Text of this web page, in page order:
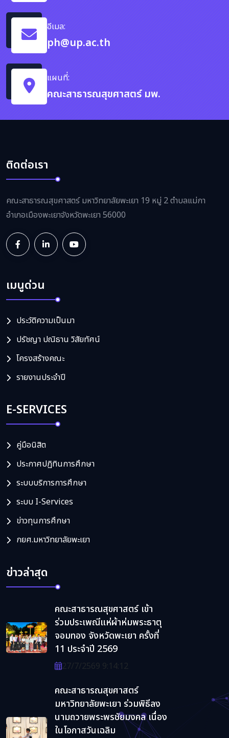
อีเมล:
ph@up.ac.th
แผนที่:
คณะสาธารณสุขศาสตร์ มพ.
ติดต่อเรา
คณะสาธารณสุขศาสตร์ มหาวิทยาลัยพะเยา 19 หมู่ 2 ตำบลแม่กา
อำเภอเมืองพะเยาจังหวัดพะเยา 56000
เมนูด่วน
ประวัติความเป็นมา
ปรัชญา ปณิธาน วิสัยทัศน์
โครงสร้างคณะ
รายงานประจำปี
E-SERVICES
คู่มือนิสิต
ประกาศปฏิทินการศึกษา
ระบบบริการการศึกษา
ระบบ I-Services
ข่าวทุนการศึกษา
กยศ.มหาวิทยาลัยพะเยา
ข่าวล่าสุด
คณะสาธารณสุขศาสตร์ เข้า
ร่วมประเพณีแห่ผ้าห่มพระธาตุ
จอมทอง จังหวัดพะเยา ครั้งที่
11 ประจำปี 2569
27/7/2569 9:14:12
คณะสาธารณสุขศาสตร์
มหาวิทยาลัยพะเยา ร่วมพิธีลง
นามถวายพระพรชัยมงคล เนื่อง
ในโอกาสวันเฉลิม